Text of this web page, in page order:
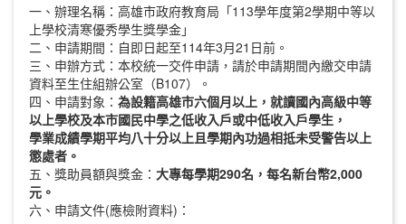
一、辦理名稱：高雄市政府教育局「113學年度第2學期中等以
上學校清寒優秀學生獎學金」
二、申請期間：自即日起至114年3月21日前。
三、申辦方式：本校統一交件申請，請於申請期間內繳交申請
資料至生住組辦公室（B107）。
四、申請對象： 為設籍高雄市六個月以上，就讀國內高級中等
以上學校及本市國民中學之低收入戶或中低收入戶學生，
學業成績學期平均八十分以上且學期內功過相抵未受警告以上
懲處者。
五、獎助員額與獎金： 大專每學期290名，每名新台幣2,000
元。
六、申請文件(應檢附資料)：